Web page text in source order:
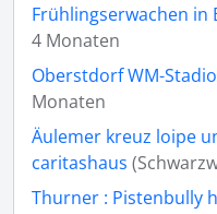
Frühlingserwachen in
4 Monaten
Oberstdorf WM-
Monaten
Äulemer kreuz loipe
caritashaus
Thurner : Pistenbully